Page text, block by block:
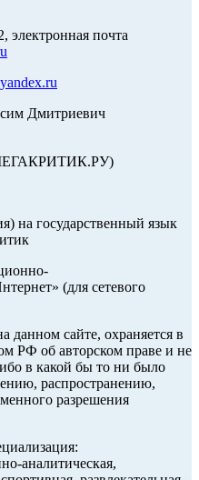
электронная почта
Дмитриевич
на государственный язык
(для сетевого
данном сайте, охраняется в
РФ об авторском праве и не
в какой бы то ни было
распространению,
разрешения
аналитическая,